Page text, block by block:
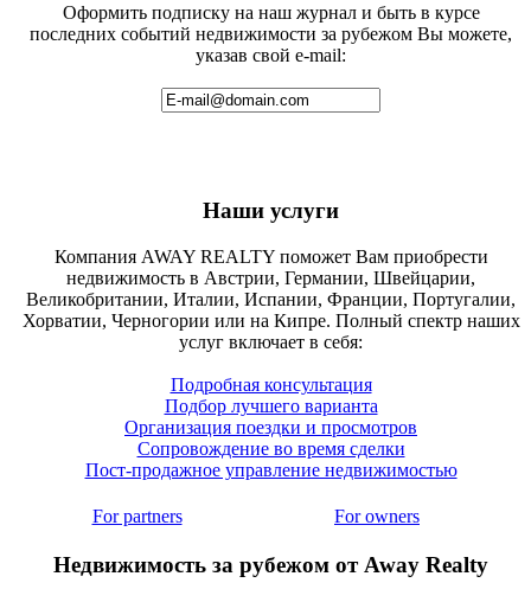
Оформить подписку на наш журнал и быть в курсе
последних событий недвижимости за рубежом Вы можете,
указав свой e-mail:
Наши услуги
Компания AWAY REALTY поможет Вам приобрести
недвижимость в Австрии, Германии, Швейцарии,
Великобритании, Италии, Испании, Франции, Португалии,
Хорватии, Черногории или на Кипре. Полный спектр наших
услуг включает в себя:
Подробная консультация
Подбор лучшего варианта
Организация поездки и просмотров
Сопровождение во время сделки
Пост-продажное управление недвижимостью
For partners For owners
Недвижимость за рубежом от Away Realty